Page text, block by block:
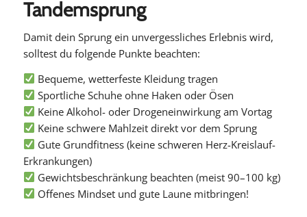
Tandemsprung
Damit dein Sprung ein unvergessliches Erlebnis wird,
solltest du folgende Punkte beachten:
Bequeme, wetterfeste Kleidung tragen
Sportliche Schuhe ohne Haken oder Ösen
Keine Alkohol- oder Drogeneinwirkung am Vortag
Keine schwere Mahlzeit direkt vor dem Sprung
Gute Grundfitness (keine schweren Herz-Kreislauf-
Erkrankungen)
Gewichtsbeschränkung beachten (meist 90–100 kg)
Offenes Mindset und gute Laune mitbringen!